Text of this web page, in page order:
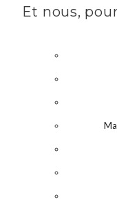
Et nous,